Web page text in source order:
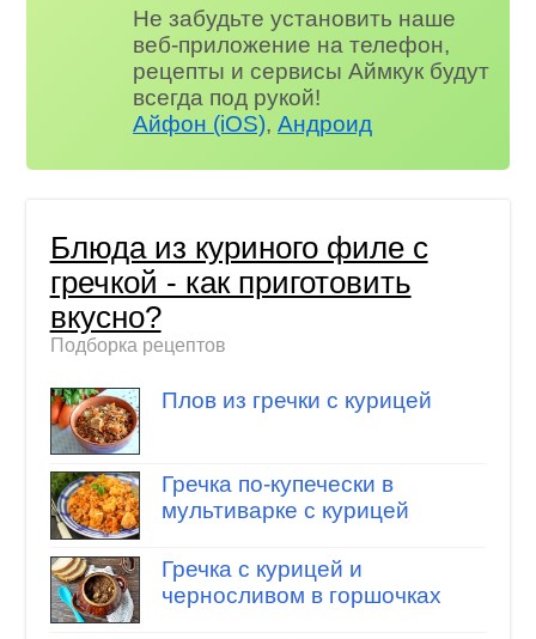
Не забудьте установить наше
веб-приложение на телефон,
рецепты и сервисы Аймкук будут
всегда под рукой!
Айфон (iOS),Андроид
Блюда из куриного филе с
гречкой - как приготовить
вкусно?
Подборка рецептов
Плов из гречки с курицей
Гречка по-купечески в
мультиварке с курицей
Гречка с курицей и
черносливом в горшочках